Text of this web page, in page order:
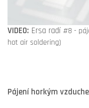
VIDEO: Ersa radí #8 -
hot air soldering)
Pájení horkým